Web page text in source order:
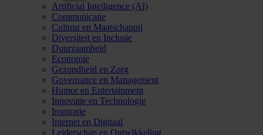
Artificial Intelligence (AI)
Communicatie
Cultuur en Maatschappij
Diversiteit en Inclusie
Duurzaamheid
Economie
Gezondheid en Zorg
Governance en Management
Humor en Entertainment
Innovatie en Technologie
Inspiratie
Internet en Digitaal
Leiderschap en Ontwikkeling